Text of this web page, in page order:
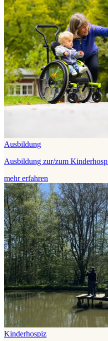
Ausbildung
Ausbildung zur/zum
mehr erfahren
Kinderhospiz